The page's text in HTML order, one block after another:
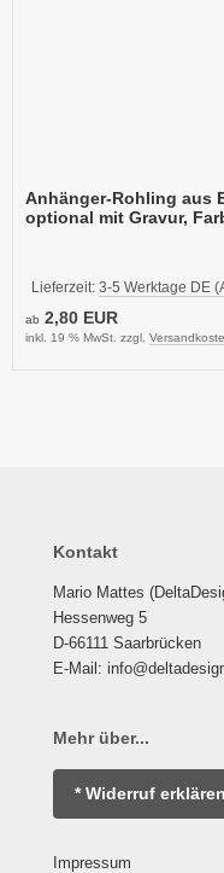
Anhänger-Rohling aus
optional mit Gravur,
Lieferzeit: 3-5 Werktage DE
ab 2,80 EUR
inkl. 19 % MwSt. zzgl.
Kontakt
Mario Mattes
Hessenweg 5
D-66111 Saarbrücken
E-Mail:
Mehr über...
* Widerruf
Impressum